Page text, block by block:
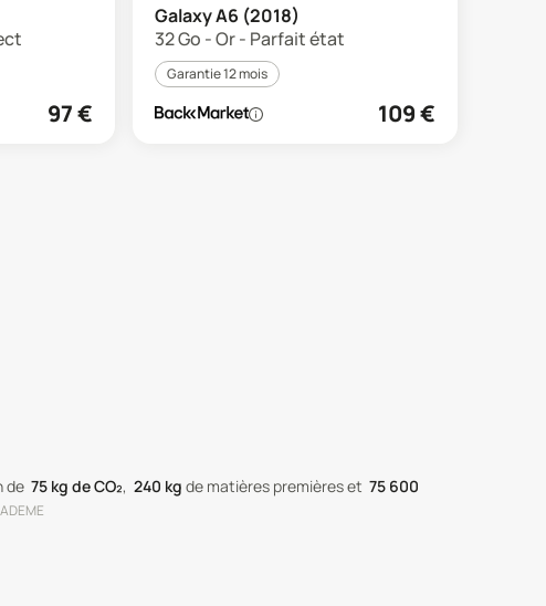
97€
Galaxy A6 (2018)
32 Go - Or - Parfait état
Garantie 12 mois
109€
de 75 kg de CO₂, 240 kg de matières premièreset 75 600